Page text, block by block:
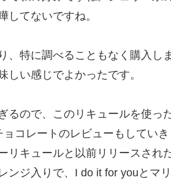
してないですね。
、特に調べることもなく購入し
しい感じでよかったです。
るので、このリキュールを使っ
コレートのレビューもしていき
リキュールと以前リリースされ
ンジ入りで、I do it for youとマ